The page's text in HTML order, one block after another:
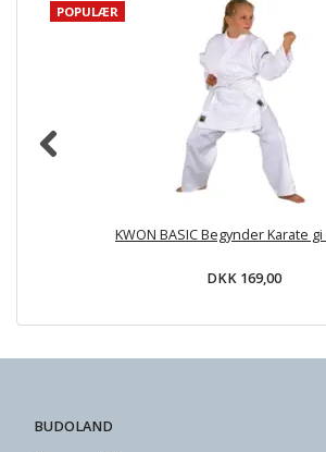
POPULÆR
KWON BASIC Begynder Karate gi
DKK 169,00
BUDOLAND